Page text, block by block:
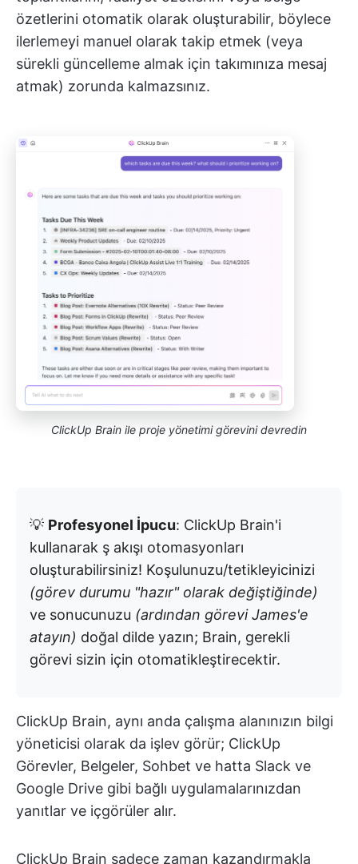
özetlerini otomatik olarak oluşturabilir, böylece
ilerlemeyi manuel olarak takip etmek (veya
sürekli güncelleme almak için takımınıza mesaj
atmak) zorunda kalmazsınız.
ClickUp Brain ile proje yönetimi görevini devredin
💡 Profesyonel İpucu: ClickUp Brain'i
kullanarak ş akışı otomasyonları
oluşturabilirsiniz! Koşulunuzu/tetikleyicinizi
(görev durumu "hazır" olarak değiştiğinde)
ve sonucunuzu (ardından görevi James'e
atayın) doğal dilde yazın; Brain, gerekli
görevi sizin için otomatikleştirecektir.
ClickUp Brain, aynı anda çalışma alanınızın bilgi
yöneticisi olarak da işlev görür; ClickUp
Görevler, Belgeler, Sohbet ve hatta Slack ve
Google Drive gibi bağlı uygulamalarınızdan
yanıtlar ve içgörüler alır.
ClickUp Brain sadece zaman kazandırmakla